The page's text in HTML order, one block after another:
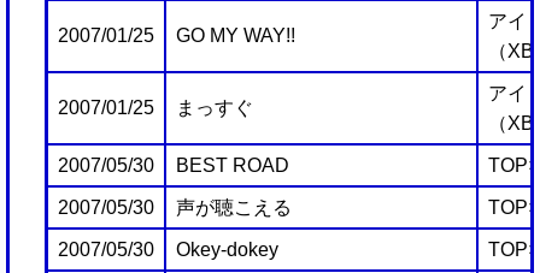
2007/01/25 GO MY WAY!!
アイ
（
2007/01/25 まっすぐ
アイ
（
2007/05/30 BEST ROAD
2007/05/30 声が聴こえる
2007/05/30 Okey-dokey